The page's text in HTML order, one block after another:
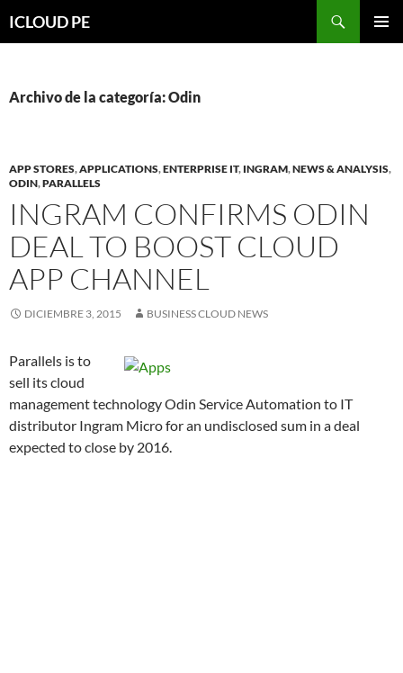
hacia
ICLOUD PE
Archivo de la categoría: Odin
APP STORES,APPLICATIONS,ENTERPRISE IT, INGRAM,NEWS & ANALYSIS,
ODIN,PARALLELS
INGRAM CONFIRMS ODIN
DEAL TO BOOST CLOUD
APP CHANNEL
DICIEMBRE 3, 2015 BUSINESS CLOUD NEWS
Parallels is to
sell its cloud
management technology Odin Service Automation to IT
distributor Ingram Micro for an undisclosed sum in a deal
expected to close by 2016.